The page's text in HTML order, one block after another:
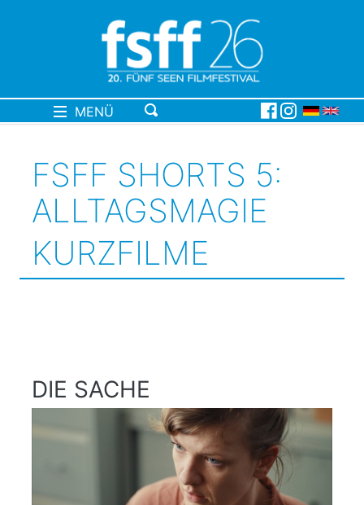
MENÜ
FSFF SHORTS 5:
ALLTAGSMAGIE
KURZFILME
DIE SACHE